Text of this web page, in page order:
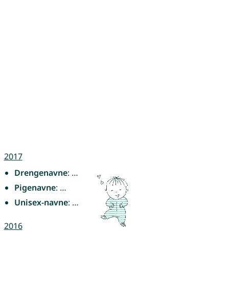
2017
Drengenavne: …
Pigenavne: …
Unisex-navne: …
2016